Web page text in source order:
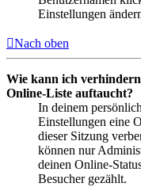
Einstellungen
Nach oben
Wie kann ich
Online-Liste auftaucht?
In deinem
Einstellungen eine
dieser Sitzung
können nur
deinen Online-
Besucher gezählt.